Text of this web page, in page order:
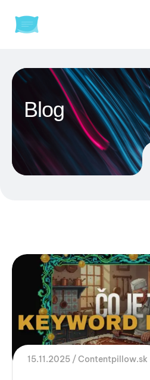
Blog
15.11.2025 Contentpillow.sk